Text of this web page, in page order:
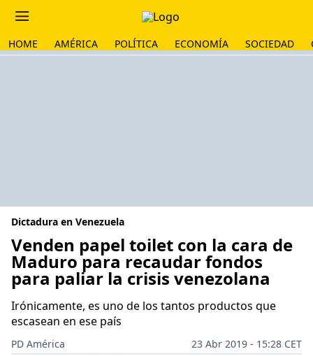
HOME AMÉRICA POLÍTICA ECONOMÍA SOCIEDAD
Dictadura en Venezuela
Venden papel toilet con la cara de
Maduro para recaudar fondos
para paliar la crisis venezolana
Irónicamente, es uno de los tantos productos que
escasean en ese país
PD América
23 Abr 2019 - 15:28 CET